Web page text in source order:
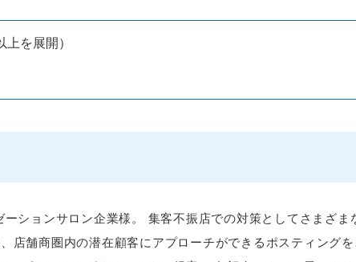
を展開）
ションサロン企業様。 集客不振店での対策としてさまざま
店舗商圏内の潜在顧客にアプローチができるポスティング